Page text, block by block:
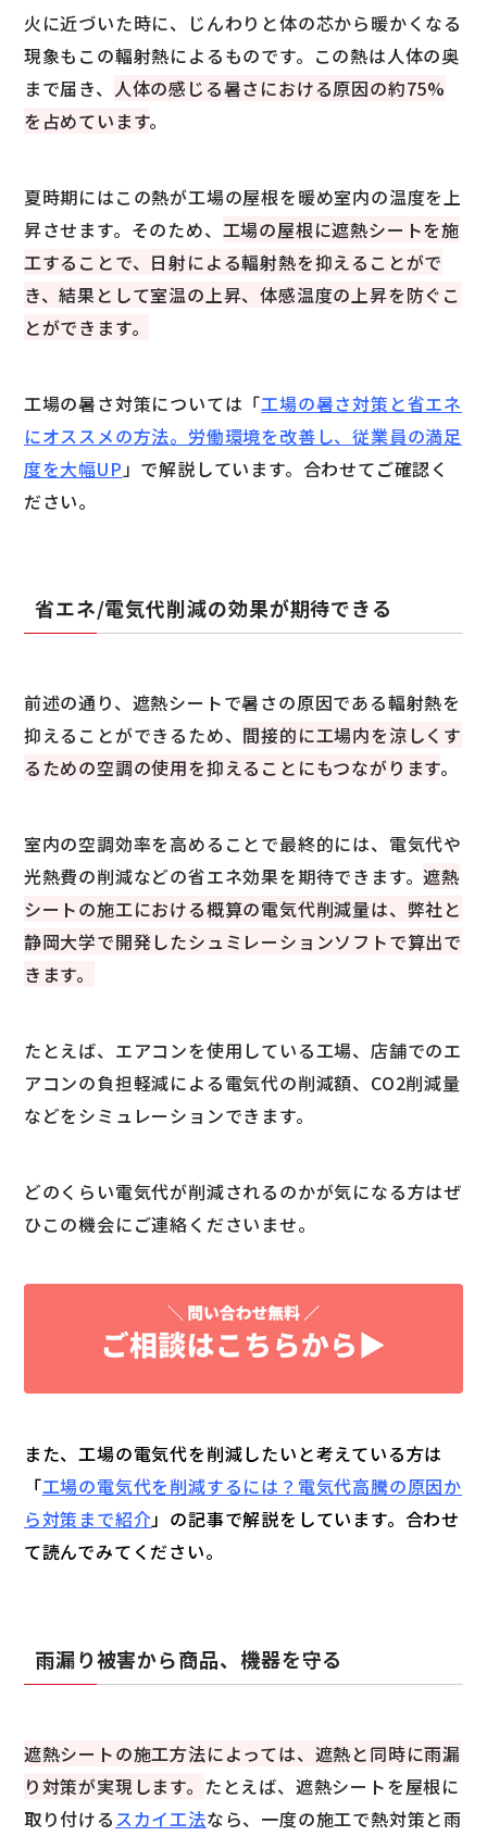
火に近づいた時に、じんわりと体の芯から暖かくなる
現象もこの輻射熱によるものです。この熱は人体の奥
まで届き、 人体の感じる暑さにおける原因の約75%
を占めています。
夏時期にはこの熱が工場の屋根を暖め室内の温度を上
昇させます。そのため、 工場の屋根に遮熱シートを施
工することで、日射による輻射熱を抑えることがで
き、結果として室温の上昇、体感温度の上昇を防ぐこ
とができます。
工場の暑さ対策については「工場の暑さ対策と省エネ
にオススメの方法。労働環境を改善し、従業員の満足
度を大幅UP 」で解説しています。合わせてご確認く
ださい。
省エネ/電気代削減の効果が期待できる
前述の通り、遮熱シートで暑さの原因である輻射熱を
抑えることができるため、 間接的に工場内を涼しくす
るための空調の使用を抑えることにもつながります。
室内の空調効率を高めることで最終的には、電気代や
光熱費の削減などの省エネ効果を期待できます。遮熱
シートの施工における概算の電気代削減量は、弊社と
静岡大学で開発したシュミレーションソフトで算出で
きます。
たとえば、エアコンを使用している工場、店舗でのエ
アコンの負担軽減による電気代の削減額、CO2削減量
などをシミュレーションできます。
どのくらい電気代が削減されるのかが気になる方はぜ
ひこの機会にご連絡くださいませ。
また、工場の電気代を削減したいと考えている方は
「工場の電気代を削減するには？電気代高騰の原因か
ら対策まで紹介」の記事で解説をしています。合わせ
て読んでみてください。
雨漏り被害から商品、機器を守る
遮熱シートの施工方法によっては、遮熱と同時に雨漏
り対策が実現します。 たとえば、遮熱シートを屋根に
取り付けるスカイ工法なら、一度の施工で熱対策と雨